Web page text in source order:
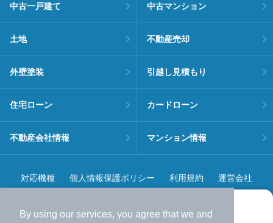
By using our services, you agree that we and
より使いやすくなった
中古一戸建て 中古マンション
土地 不動産売却
外壁塗装 引越し見積もり
住宅ローン カードローン
不動産会社情報 マンション情報
対応機種 個人情報保護ポリシー 利用規約 運営会社